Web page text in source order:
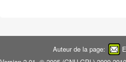
Auteur de la page: